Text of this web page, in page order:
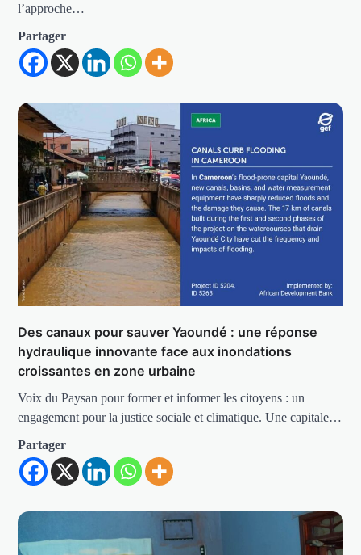
l’approche…
Partager
Des canaux pour sauver Yaoundé : une réponse
hydraulique innovante face aux inondations
croissantes en zone urbaine
Voix du Paysan pour former et informer les citoyens : un
engagement pour la justice sociale et climatique. Une capitale…
Partager